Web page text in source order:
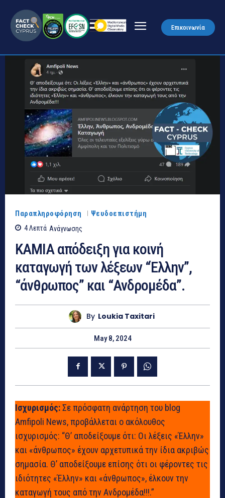
Επικοινωνία
Παραπληροφόρηση Ψευδοεπιστήμη
4Λεπτά Ανάγνωσης
ΚΑΜΙΑ απόδειξη για κοινή
καταγωγή των λέξεων “Έλλην”,
“άνθρωπος” και “Ανδρομέδα”.
By Loukia Taxitari
May 8, 2024
Ισχυρισμός:Σε πρόσφατη ανάρτηση του blog
Amfipoli News, προβάλλεται ο ακόλουθος
ισχυρισμός: “Θ’ αποδείξουμε ότι: Οι λέξεις «Έλλην»
και «άνθρωπος» έχουν αρχετυπικά την ίδια ακριβώς
σημασία. Θ’ αποδείξουμε επίσης ότι οι φέροντες τις
ιδιότητες «Έλλην» και «άνθρωπος», έλκουν την
καταγωγή τους από την Ανδρομέδα!!!.”